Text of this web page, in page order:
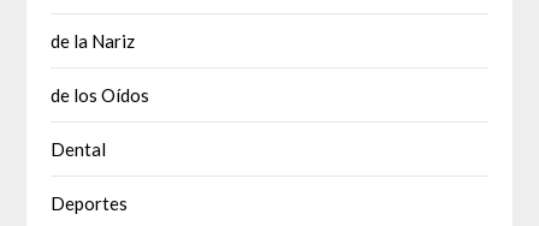
de la Nariz
de los Oídos
Dental
Deportes